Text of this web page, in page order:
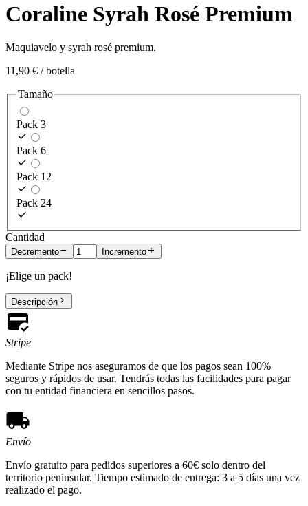
Coraline Syrah Rosé Premium
Maquiavelo y syrah rosé premium.
11,90 € / botella
Tamaño
Pack 3
Pack 6
Pack 12
Pack 24
Cantidad
Decremento Incremento
¡Elige un pack!
Descripción
Stripe
Mediante Stripe nos aseguramos de que los pagos sean 100%
seguros y rápidos de usar. Tendrás todas las facilidades para pagar
con tu entidad financiera en sencillos pasos.
Envío
Envío gratuito para pedidos superiores a 60€ solo dentro del
territorio peninsular. Tiempo estimado de entrega: 3 a 5 días una vez
realizado el pago.